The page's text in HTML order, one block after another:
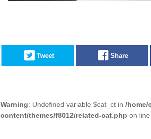
Tweet Share
Warning: Undefined variable $cat_ct in /home/
content/themes/f8012/related-cat.php on line